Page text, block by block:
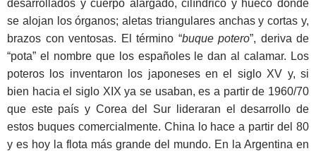
desarrollados y cuerpo alargado, cilíndrico y hueco donde
se alojan los órganos; aletas triangulares anchas y cortas y,
brazos con ventosas. El término “buque potero”, deriva de
“pota” el nombre que los españoles le dan al calamar. Los
poteros los inventaron los japoneses en el siglo XV y, si
bien hacia el siglo XIX ya se usaban, es a partir de 1960/70
que este país y Corea del Sur lideraran el desarrollo de
estos buques comercialmente. China lo hace a partir del 80
y es hoy la flota más grande del mundo. En la Argentina en